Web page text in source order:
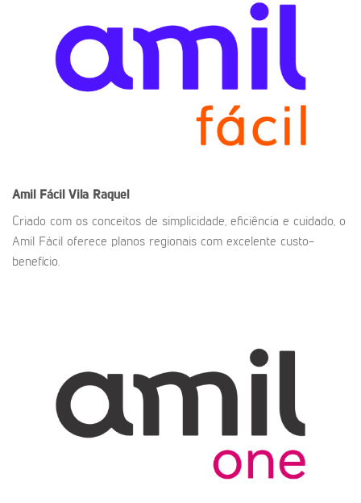
Amil Fácil Vila Raquel
Criado com os conceitos de simplicidade, eficiência e cuidado, o
Amil Fácil oferece planos regionais com excelente custo-
benefício.